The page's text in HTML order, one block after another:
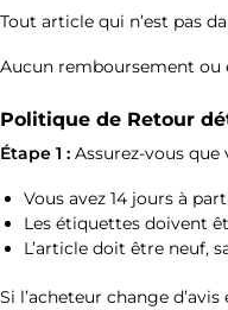
Tout article qui n’est pas
Aucun remboursement ou
Politique de Retour
Étape 1 : Assurez-vous
Vous avez 14 jours à
Les étiquettes doivent
L’article doit être neuf,
Si l’acheteur change